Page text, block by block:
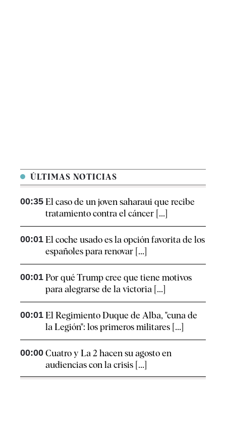
ÚLTIMAS NOTICIAS
00:35 El caso de un joven saharaui que recibe
tratamiento contra el cáncer [...]
00:01 El coche usado es la opción favorita de los
españoles para renovar [...]
00:01 Por qué Trump cree que tiene motivos
para alegrarse de la victoria [...]
00:01 El Regimiento Duque de Alba, "cuna de
la Legión": los primeros militares [...]
00:00 Cuatro y La 2 hacen su agosto en
audiencias con la crisis [...]